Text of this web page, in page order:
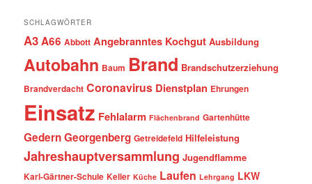
SCHLAGWÖRTER
A3A66 Abbott Angebranntes Kochgut Ausbildung
Autobahn Baum Brand Brandschutzerziehung
Brandverdacht Coronavirus Dienstplan Ehrungen
Einsatz Fehlalarm Flächenbrand Gartenhütte
GedernGeorgenberg Getreidefeld Hilfeleistung
Jahreshauptversammlung Jugendflamme
Karl-Gärtner-Schule Keller Küche Laufen Lehrgang LKW